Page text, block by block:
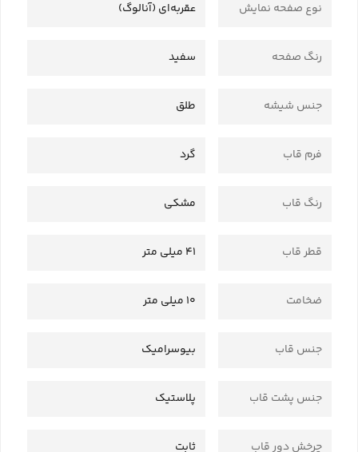
نوع صفحه نمایش عقربه‌ای (آنالوگ)
رنگ صفحه سفید
جنس شیشه طلق
فرم قاب گرد
رنگ قاب مشکی
قطر قاب 41 میلی متر
ضخامت 10 میلی متر
جنس قاب بیوسرامیک
جنس پشت قاب پلاستیک
چرخش دور قاب ثابت